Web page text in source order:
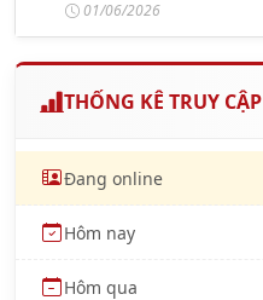
01/06/2026
THỐNG KÊ TRUY CẬP
Đang online
Hôm nay
Hôm qua